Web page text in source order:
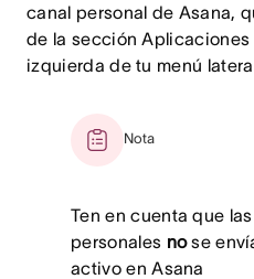
canal personal de Asana,
de la sección
izquierda de tu menú
Nota
Ten en cuenta que
personales nose
activo en Asana